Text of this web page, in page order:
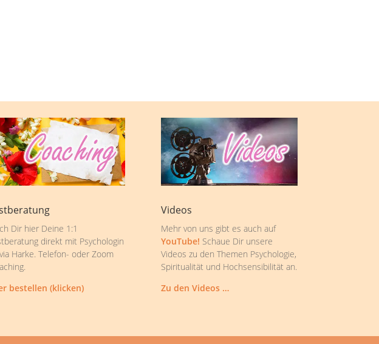
Dir hier Deine 1:1
direkt mit Psychologin
Harke. Telefon- oder Zoom
bestellen (klicken)
Videos
Mehr von uns gibt es auch auf
YouTube! Schaue Dir unsere
Videos zu den Themen Psychologie,
Spiritualität und Hochsensibilität an.
Zu den Videos …